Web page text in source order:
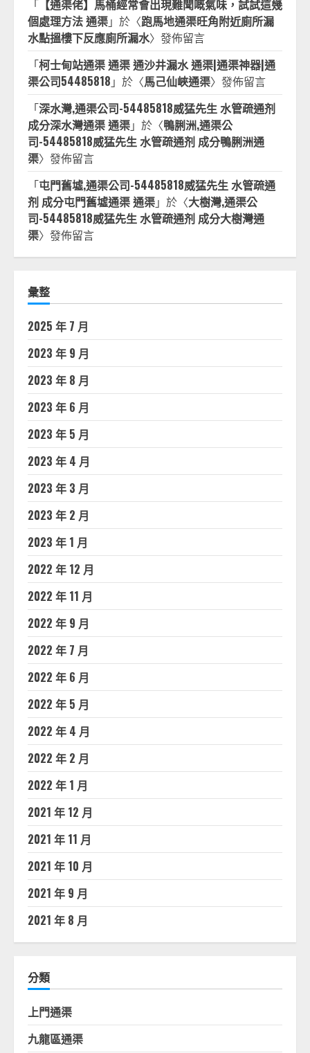
「 【通渠佬】馬桶經常會出現難聞嘅氣味，試試這幾
個處理方法 通渠」於〈跑馬地通渠旺角附近廁所漏
水點搵樓下反應廁所漏水〉發佈留言
「柯士甸站通渠 通渠 通沙井漏水 通渠|通渠神器|通
渠公司54485818 」於〈馬己仙峽通渠〉發佈留言
「深水灣,通渠公司-54485818威猛先生 水管疏通剂
成分深水灣通渠 通渠」於〈鴨脷洲,通渠公
司-54485818威猛先生 水管疏通剂 成分鴨脷洲通
渠〉發佈留言
「屯門舊墟,通渠公司-54485818威猛先生 水管疏通
剂 成分屯門舊墟通渠 通渠」於〈大樹灣,通渠公
司-54485818威猛先生 水管疏通剂 成分大樹灣通
渠〉發佈留言
彙整
2025 年 7 月
2023 年 9 月
2023 年 8 月
2023 年 6 月
2023 年 5 月
2023 年 4 月
2023 年 3 月
2023 年 2 月
2023 年 1 月
2022 年 12 月
2022 年 11 月
2022 年 9 月
2022 年 7 月
2022 年 6 月
2022 年 5 月
2022 年 4 月
2022 年 2 月
2022 年 1 月
2021 年 12 月
2021 年 11 月
2021 年 10 月
2021 年 9 月
2021 年 8 月
分類
上門通渠
九龍區通渠